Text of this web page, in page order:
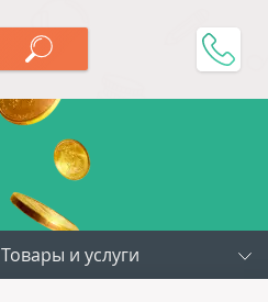
Товары и услуги